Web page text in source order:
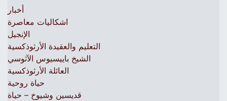
أخبار
اشكاليات معاصرة
الإنجيل
التعليم والعقيدة الأرثوذكسية
الشيخ باييسيوس الآثوسي
العائلة الأرثوذكسية
حياة روحية
قديسين وشيوخ – حياة